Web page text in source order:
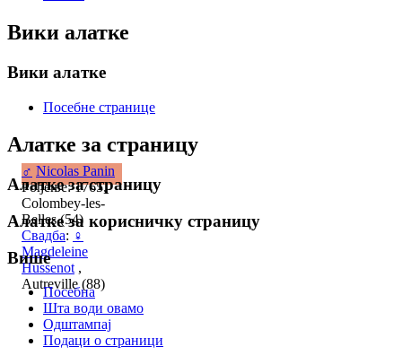
♂ Nicolas Panin
Рођење: 1765,
Colombey-les-
Belles (54)
Свадба: ♀
Magdeleine
Hussenot ,
Autreville (88)
Вики алатке
Вики алатке
Посебне странице
Алатке за страницу
Алатке за страницу
Алатке за корисничку страницу
Више
Посебна
Шта води овамо
Одштампај
Подаци о страници